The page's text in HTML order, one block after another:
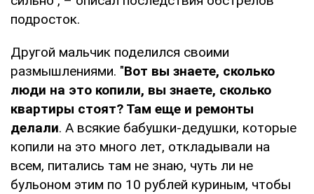
подросток.
Другой мальчик поделился своими
размышлениями. "Вот вы знаете, сколько
люди на это копили, вы знаете, сколько
квартиры стоят? Там еще и ремонты
делали. А всякие бабушки-дедушки, которые
копили на это много лет, откладывали на
всем, питались там не знаю, чуть ли не
бульоном этим по 10 рублей куриным, чтобы